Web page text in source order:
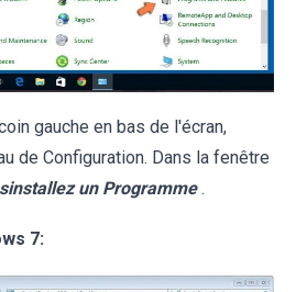
gauche en bas de l'écran,
de Configuration. Dans la fenêtre
un Programme .
7: